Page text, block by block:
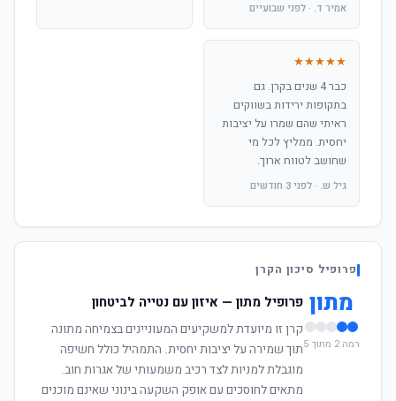
אמיר ד. · לפני שבועיים
★★★★★
כבר 4 שנים בקרן. גם
בתקופות ירידות בשווקים
ראיתי שהם שמרו על יציבות
יחסית. ממליץ לכל מי
שחושב לטווח ארוך.
גיל ש. · לפני 3 חודשים
פרופיל סיכון הקרן
מתון
רמה 2 מתוך 5
פרופיל מתון — איזון עם נטייה לביטחון
קרן זו מיועדת למשקיעים המעוניינים בצמיחה מתונה
תוך שמירה על יציבות יחסית. התמהיל כולל חשיפה
מוגבלת למניות לצד רכיב משמעותי של אגרות חוב.
מתאים לחוסכים עם אופק השקעה בינוני שאינם מוכנים